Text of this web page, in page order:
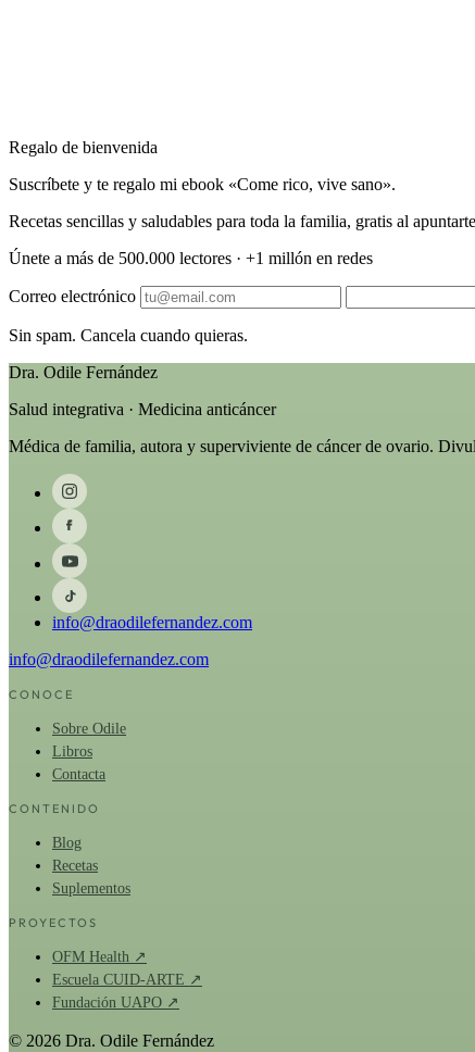
Regalo de bienvenida
Suscríbete y te regalo mi ebook «Come rico, vive sano».
Recetas sencillas y saludables para toda la familia, gratis al
Únete a más de 500.000 lectores · +1 millón en redes
Correo electrónico
Sin spam. Cancela cuando quieras.
Dra. Odile Fernández
Salud integrativa · Medicina anticáncer
Médica de familia, autora y superviviente de cáncer de ovario.
info@draodilefernandez.com
info@draodilefernandez.com
CONOCE
Sobre Odile
Libros
Contacta
CONTENIDO
Blog
Recetas
Suplementos
PROYECTOS
OFM Health ↗
Escuela CUID-ARTE ↗
Fundación UAPO ↗
© 2026 Dra. Odile Fernández